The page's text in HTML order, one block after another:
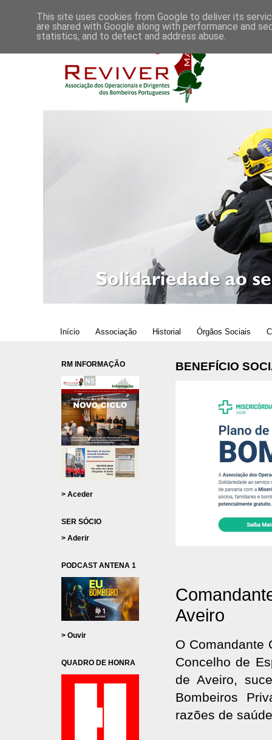
Início Associação Historial Órgãos Sociais
BENEFÍCIO
Aveiro
O Comandante
Concelho de
de Aveiro,
Bombeiros
razões de
RM INFORMAÇÃO
> Aceder
SER SÓCIO
> Aderir
PODCAST ANTENA 1
> Ouvir
QUADRO DE HONRA
This site uses cookies from Google to deliver its
are shared with Google along with performance and
statistics, and to detect and address abuse.